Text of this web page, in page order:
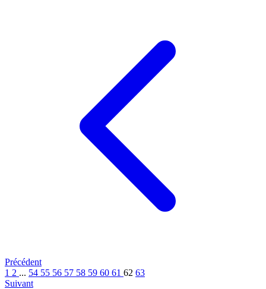
Précédent
1 2 ... 54 55 56 57 58 59 60 61 62 63
Suivant